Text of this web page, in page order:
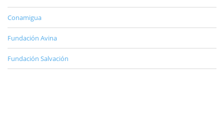
Conamigua
Fundación Avina
Fundación Salvación